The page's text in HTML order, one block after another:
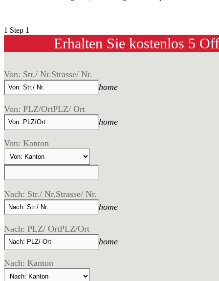
1 Step 1
Erhalten Sie kostenlos 5
Von: Str./ Nr.Strasse/ Nr.
home
Von: PLZ/OrtPLZ/ Ort
home
Von: Kanton
Nach: Str./ Nr.Strasse/ Nr.
home
Nach: PLZ/ OrtPLZ/Ort
home
Nach: Kanton